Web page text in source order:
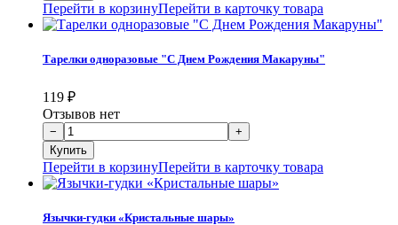
Перейти в корзинуПерейти в карточку товара
Тарелки одноразовые "С Днем Рождения Макаруны"
119 ₽
Отзывов нет
Перейти в корзинуПерейти в карточку товара
Язычки-гудки «Кристальные шары»